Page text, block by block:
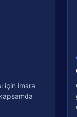
için imara